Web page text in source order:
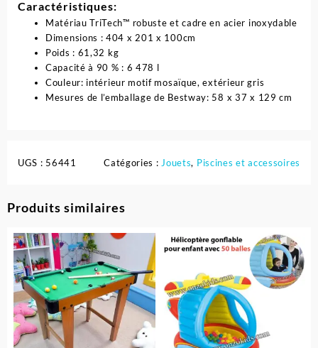
Caractéristiques:
Matériau TriTech™ robuste et cadre en acier inoxydable
Dimensions : 404 x 201 x 100cm
Poids : 61,32 kg
Capacité à 90 % : 6 478 l
Couleur: intérieur motif mosaïque, extérieur gris
Mesures de l’emballage de Bestway: 58 x 37 x 129 cm
UGS : 56441 Catégories : Jouets, Piscines et accessoires
Produits similaires